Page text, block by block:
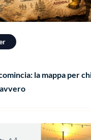
la mappa per